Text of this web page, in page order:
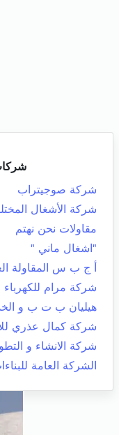
شركة صوجيتراب
شركة الأشغال
مقاولات نحن نهتم
"اشغال ماني "
أ ج ب س المقاولة
شركة مرام للكهرباء
هيليان ب ت ب و
شركة كمال عذري
شركة الانشاء و
الشركة العامة